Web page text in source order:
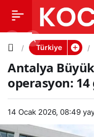
Türkiye
Antalya
operasyon: 14
14 Ocak 2026, 08:49
Antalya
Büyükşeh
ir
Belediyes
i’ne